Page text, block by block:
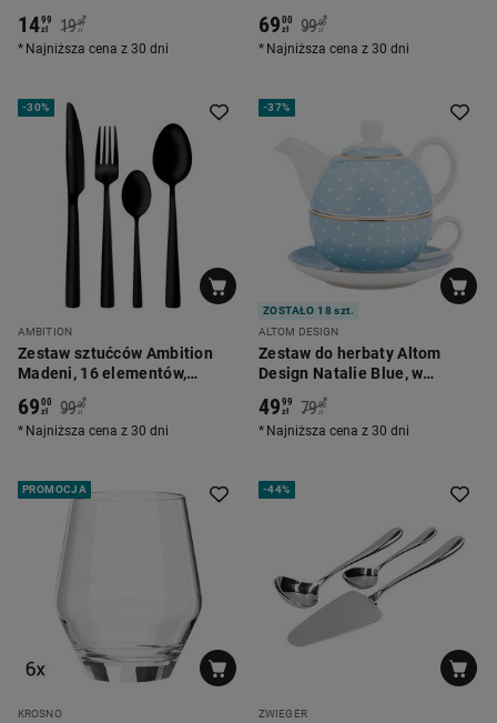
1499
zł 19 99
zł
*
Najniższa cena z 30 dni
6900
zł 99 00
zł
*
Najniższa cena z 30 dni
-30%
AMBITION
Zestaw sztućców Ambition
Madeni, 16 elementów,
6900
zł 99 00
zł
*
Najniższa cena z 30 dni
-37%
ZOSTAŁO 18 szt.
ALTOM DESIGN
Zestaw do herbaty Altom
Design Natalie Blue, w
opasce, niebieski
4999
zł 79 90
zł
*
Najniższa cena z 30 dni
PROMOCJA
KROSNO
-44%
ZWIEGER